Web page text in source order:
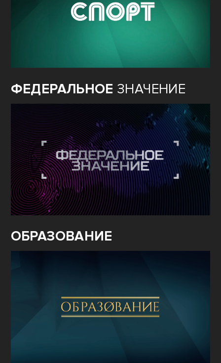
ФЕДЕРАЛЬНОЕ ЗНАЧЕНИЕ
ОБРАЗОВАНИЕ